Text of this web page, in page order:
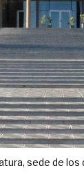
sede de los